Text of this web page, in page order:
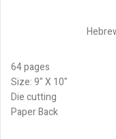
64 pages
Size: 9" X 10"
Die cutting
Paper Back